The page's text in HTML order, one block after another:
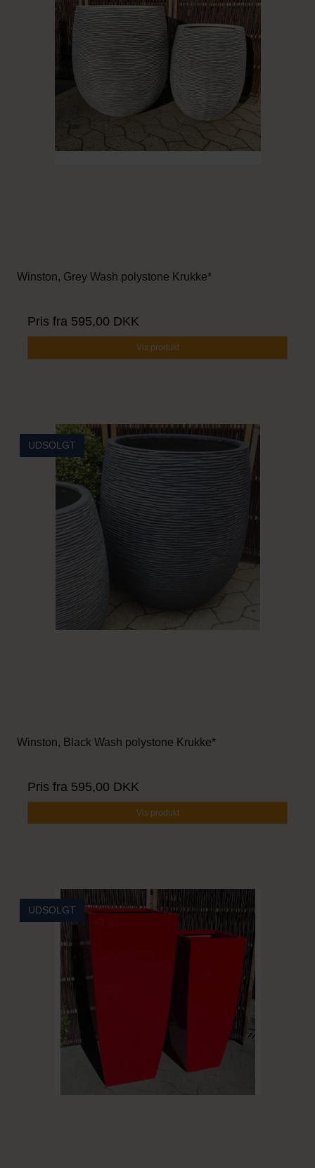
Winston, Grey Wash polystone Krukke*
Pris fra 595,00 DKK
Vis produkt
UDSOLGT
Winston, Black Wash polystone Krukke*
Pris fra 595,00 DKK
Vis produkt
UDSOLGT